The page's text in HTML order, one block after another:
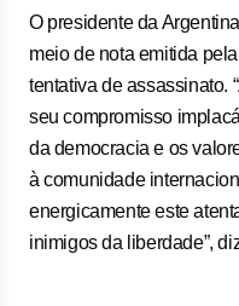
O presidente da
meio de nota emitida
tentativa de assassinato.
seu compromisso
da democracia e os
à comunidade
energicamente este
inimigos da liberdade”,